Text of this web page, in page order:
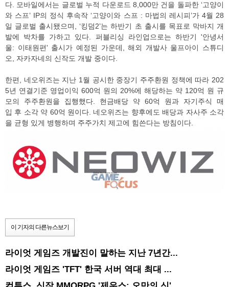
다. 모바일에서는 글로벌 누적 다운로드 8,000만 건을 돌파한 ‘고양이
와 스프’ IP의 정식 후속작 ‘고양이와 스프 : 마법의 레시피’가 4월 28
일 글로벌 출시됐으며, ‘킹덤2’는 하반기 초 출시를 목표로 막바지 개
발에 박차를 가하고 있다. 퍼블리싱 라인업으로는 하반기 '안녕서
울: 이태원편' 출시가 예정된 가운데, 해외 개발사 울프아이 스튜디
오, 자카자네의 신작도 개발 중이다.
한편, 네오위즈는 지난 1월 공시한 중장기 주주환원 정책에 따라 202
5년 연결기준 영업이익 600억 원의 20%에 해당하는 약 120억 원 규
모의 주주환원을 집행했다. 현금배당 약 60억 원과 자기주식 매
입 후 소각 약 60억 원이다. 네오위즈는 향후에도 배당과 자사주 소각
을 균형 있게 병행하며 주주가치 제고에 힘쓴다는 방침이다.
이 기자의 다른뉴스보기
라이엇 게임즈 개발진이 말하는 지난 7년간...
라이엇 게임즈 'TFT' 한국 서버 역대 최대 ...